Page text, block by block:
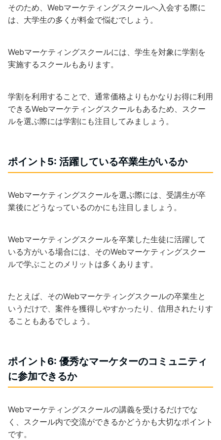
そのため、Webマーケティングスクールへ入会する際に
は、大学生の多くが料金で悩むでしょう。
Webマーケティングスクールには、学生を対象に学割を
実施するスクールもあります。
学割を利用することで、通常価格よりもかなりお得に利用
できるWebマーケティングスクールもあるため、スクー
ルを選ぶ際には学割にも注目してみましょう。
ポイント5: 活躍している卒業生がいるか
Webマーケティングスクールを選ぶ際には、受講生が卒
業後にどうなっているのかにも注目しましょう。
Webマーケティングスクールを卒業した生徒に活躍して
いる方がいる場合には、そのWebマーケティングスクー
ルで学ぶことのメリットは多くあります。
たとえば、そのWebマーケティングスクールの卒業生と
いうだけで、案件を獲得しやすかったり、信用されたりす
ることもあるでしょう。
ポイント6: 優秀なマーケターのコミュニティ
に参加できるか
Webマーケティングスクールの講義を受けるだけでな
く、スクール内で交流ができるかどうかも大切なポイント
です。